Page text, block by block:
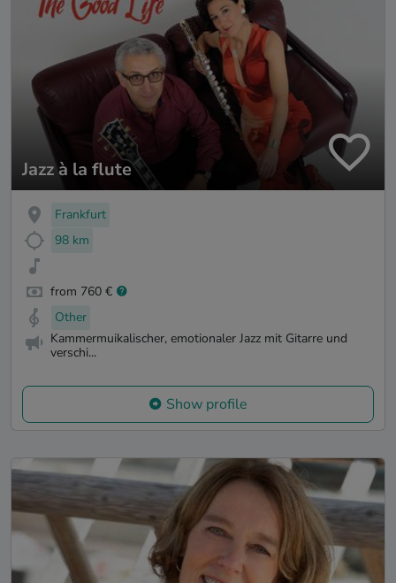
Jazz à la flute
Frankfurt
98 km
from 760 €
Other
Kammermuikalischer, emotionaler Jazz mit Gitarre und
verschi...
Show profile